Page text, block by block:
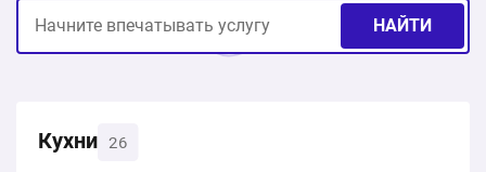
НАЙТИ
Кухни 26